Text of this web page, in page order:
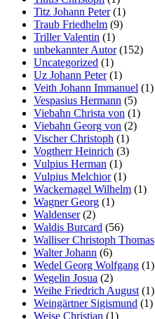
Titz Johann Peter(1)
Traub Friedhelm (9)
Triller Valentin (1)
unbekannter Autor(152)
Uncategorized (1)
Uz Johann Peter(1)
Veith Johann Immanuel (1)
Vespasius Hermann (5)
Viebahn Christa von (1)
Viebahn Georg von (2)
Vischer Christoph (1)
Vogtherr Heinrich (3)
Vulpius Herman (1)
Vulpius Melchior(1)
Wackernagel Wilhelm (1)
Wagner Georg (1)
Waldenser(2)
Waldis Burcard (56)
Walliser Christoph Thomas
Walter Johann (6)
Wedel Georg Wolfgang (1)
Wegelin Josua (2)
Weihe Friedrich August (1)
Weingärtner Sigismund (1)
Weise Christian (1)